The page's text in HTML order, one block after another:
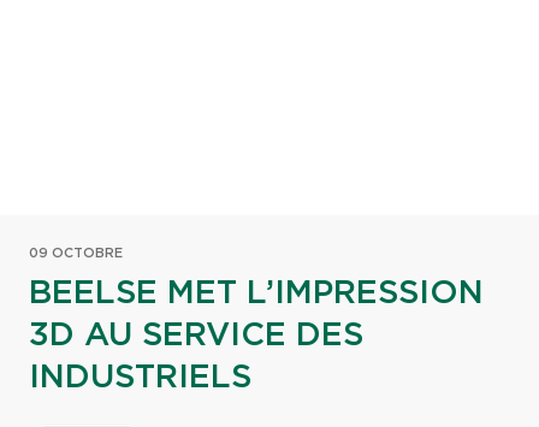
09 OCTOBRE
BEELSE MET L’IMPRESSION
3D AU SERVICE DES
INDUSTRIELS